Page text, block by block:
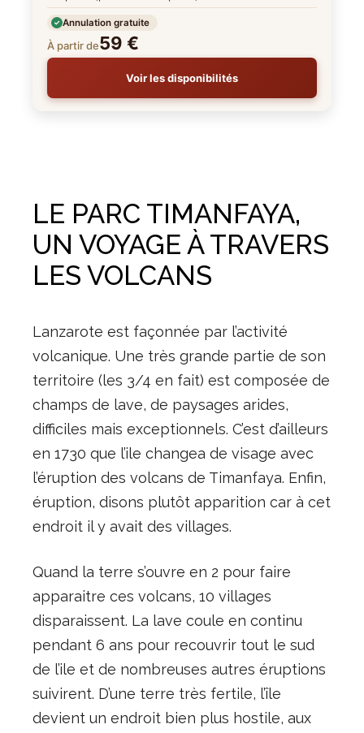
Annulation gratuite
À partir de59 €
Voir les disponibilités
LE PARC TIMANFAYA,
UN VOYAGE À TRAVERS
LES VOLCANS
Lanzarote est façonnée par l’activité
volcanique. Une très grande partie de son
territoire (les 3/4 en fait) est composée de
champs de lave, de paysages arides,
difficiles mais exceptionnels. C’est d’ailleurs
en 1730 que l’ile changea de visage avec
l’éruption des volcans de Timanfaya. Enfin,
éruption, disons plutôt apparition car à cet
endroit il y avait des villages.
Quand la terre s’ouvre en 2 pour faire
apparaitre ces volcans, 10 villages
disparaissent. La lave coule en continu
pendant 6 ans pour recouvrir tout le sud
de l’ile et de nombreuses autres éruptions
suivirent. D’une terre très fertile, l’île
devient un endroit bien plus hostile, aux